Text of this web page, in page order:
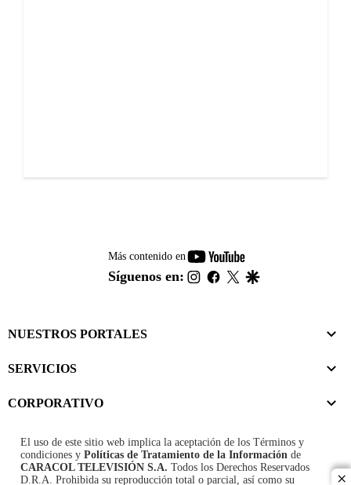
Más contenido en
youtube-
footer
Síguenos en: instagram
facebook
twitter
NUESTROS PORTALES
SERVICIOS
CORPORATIVO
El uso de este sitio web implica la aceptación de los Términos y
condiciones y Políticas de Tratamiento de la Información de
CARACOL TELEVISIÓN S.A. Todos los Derechos Reservados
D.R.A. Prohibida su reproducción total o parcial, así como su